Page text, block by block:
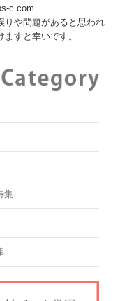
c.com
や問題があると思われ
すと幸いです。
集